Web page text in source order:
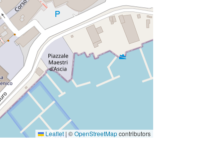
Leaflet | ©OpenStreetMapcontributors